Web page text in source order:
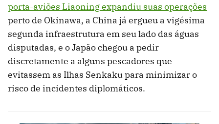
porta-aviões Liaoning expandiu suas operações
perto de Okinawa, a China já ergueu a vigésima
segunda infraestrutura em seu lado das águas
disputadas, e o Japão chegou a pedir
discretamente a alguns pescadores que
evitassem as Ilhas Senkaku para minimizar o
risco de incidentes diplomáticos.